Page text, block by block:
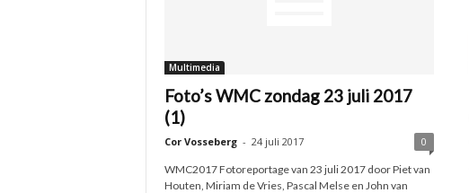
Multimedia
Foto’s WMC zondag 23 juli 2017
(1)
Cor Vosseberg - 24 juli 2017 0
WMC2017 Fotoreportage van 23 juli 2017 door Piet van
Houten, Miriam de Vries, Pascal Melse en John van